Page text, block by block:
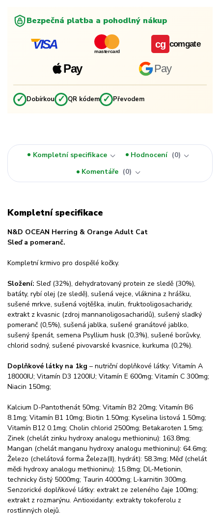
Bezpečná platba a pohodlný nákup
VISA mastercard
Pay Pay
cg comgate
✓ Dobírkou ✓ QR kódem ✓ Převodem
Kompletní specifikace Hodnocení
0
Komentáře
0
Kompletní specifikace
N&D OCEAN Herring & Orange Adult Cat
Sleď a pomeranč.
Kompletní krmivo pro dospělé kočky.
Složení: Sleď (32%), dehydratovaný protein ze sledě (30%),
batáty, rybí olej (ze sledě), sušená vejce, vláknina z hrášku,
sušené mrkve, sušená vojtěška, inulin, fruktooligosacharidy,
extrakt z kvasnic (zdroj mannanoligosacharidů), sušený sladký
pomeranč (0,5%), sušená jablka, sušené granátové jablko,
sušený špenát, semena Psyllium husk (0,3%), sušené borůvky,
chlorid sodný, sušené pivovarské kvasnice, kurkuma (0,2%).
Doplňkové látky na 1kg – nutriční doplňkové látky: Vitamín A
18000IU; Vitamín D3 1200IU; Vitamín E 600mg; Vitamín C 300mg;
Niacin 150mg;
Kalcium D-Pantothenát 50mg; Vitamín B2 20mg; Vitamín B6
8.1mg; Vitamín B1 10mg; Biotin 1.50mg; Kyselina listová 1.50mg;
Vitamín B12 0.1mg; Cholin chlorid 2500mg; Betakaroten 1.5mg;
Zinek (chelát zinku hydroxy analogu methioninu): 163.8mg;
Mangan (chelát manganu hydroxy analogu methioninu): 64.6mg;
Železo (chelátová forma Železa(II), hydrát): 58.3mg; Měď (chelát
mědi hydroxy analogu methioninu): 15.8mg; DL-Metionin,
technicky čistý 5000mg; Taurin 4000mg; L-karnitin 300mg.
Senzorické doplňkové látky: extrakt ze zeleného čaje 100mg;
extrakt z rozmarýnu. Antioxidanty: extrakty tokoferolu z
rostlinných olejů.